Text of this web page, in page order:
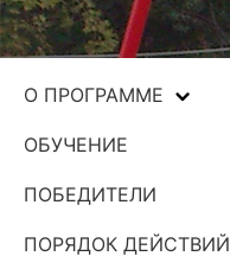
О ПРОГРАММЕ
ОБУЧЕНИЕ
ПОБЕДИТЕЛИ
ПОРЯДОК ДЕЙСТВИЙ